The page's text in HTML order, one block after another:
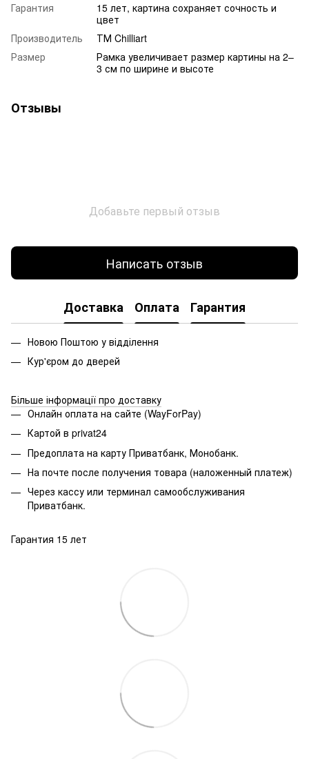
Гарантия
15 лет, картина сохраняет сочность и
цвет
Производитель
ТМ Chilliart
Размер
Рамка увеличивает размер картины на 2–
3 см по ширине и высоте
Отзывы
Добавьте первый отзыв
Написать отзыв
Доставка Оплата Гарантия
Новою Поштою у відділення
Кур'єром до дверей
Більше інформації про доставку
Онлайн оплата на сайте (WayForPay)
Картой в privat24
Предоплата на карту Приватбанк, Монобанк.
На почте после получения товара (наложенный платеж)
Через кассу или терминал самообслуживания
Приватбанк.
Гарантия 15 лет